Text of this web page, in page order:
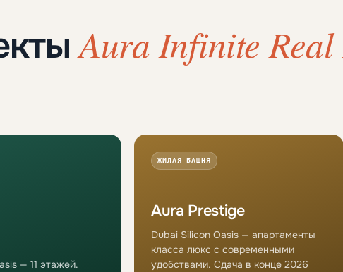
Aura Infinite Real
— 11 этажей.
ЖИЛАЯ БАШНЯ
Aura Prestige
Dubai Silicon Oasis — апартаменты
класса люкс с современными
удобствами. Сдача в конце 2026